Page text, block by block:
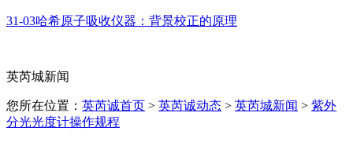
31-03哈希原子吸收仪器：背景校正的原理
英芮城新闻
您所在位置： 英芮诚首页 > 英芮诚动态 > 英芮城新闻 > 紫外
分光光度计操作规程